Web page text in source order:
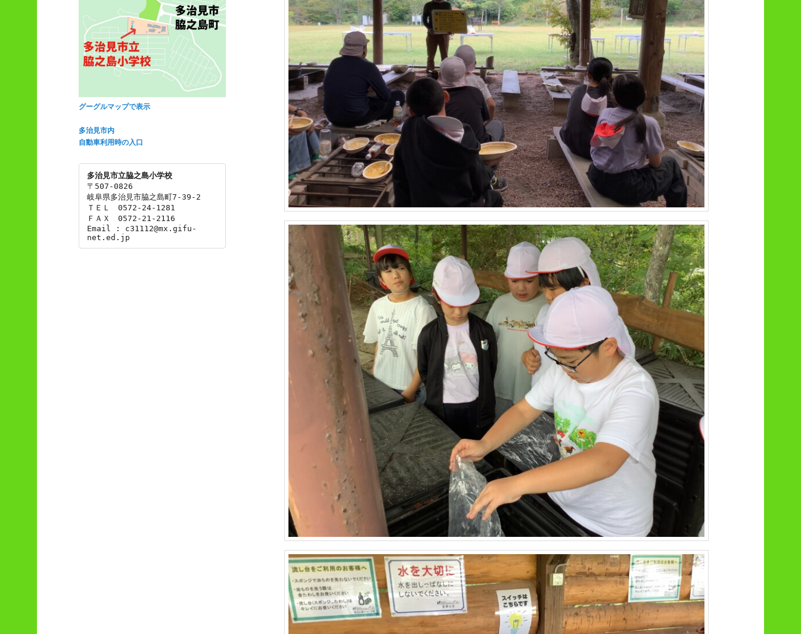
グーグルマップで表示
多治見市内
自動車利用時の入口
多治見市立脇之島小学校
〒507-0826
岐阜県多治見市脇之島町7-39-2
ＴＥＬ　0572-24-1281
ＦＡＸ　0572-21-2116
Email : c31112@mx.gifu-
net.ed.jp